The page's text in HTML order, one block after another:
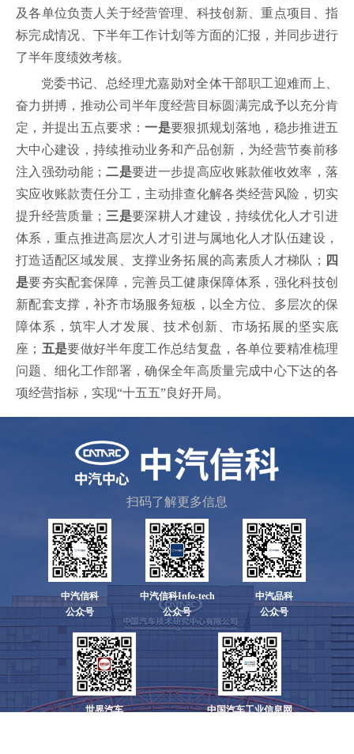
及各单位负责人关于经营管理、科技创新、重点项目、指
标完成情况、下半年工作计划等方面的汇报，并同步进行
了半年度绩效考核。
党委书记、总经理尤嘉勋对全体干部职工迎难而上、
奋力拼搏，推动公司半年度经营目标圆满完成予以充分肯
定，并提出五点要求：一是要狠抓规划落地，稳步推进五
大中心建设，持续推动业务和产品创新，为经营节奏前移
注入强劲动能； 二是要进一步提高应收账款催收效率，落
实应收账款责任分工，主动排查化解各类经营风险，切实
提升经营质量； 三是要深耕人才建设，持续优化人才引进
体系，重点推进高层次人才引进与属地化人才队伍建设，
打造适配区域发展、支撑业务拓展的高素质人才梯队； 四
是要夯实配套保障，完善员工健康保障体系，强化科技创
新配套支撑，补齐市场服务短板，以全方位、多层次的保
障体系，筑牢人才发展、技术创新、市场拓展的坚实底
座； 五是要做好半年度工作总结复盘，各单位要精准梳理
问题、细化工作部署，确保全年高质量完成中心下达的各
项经营指标，实现“十五五”良好开局。
扫码了解更多信息
中汽信科
公众号
中汽信科Info-tech
公众号
中汽品科
公众号
世界汽车
中国汽车工业信息网